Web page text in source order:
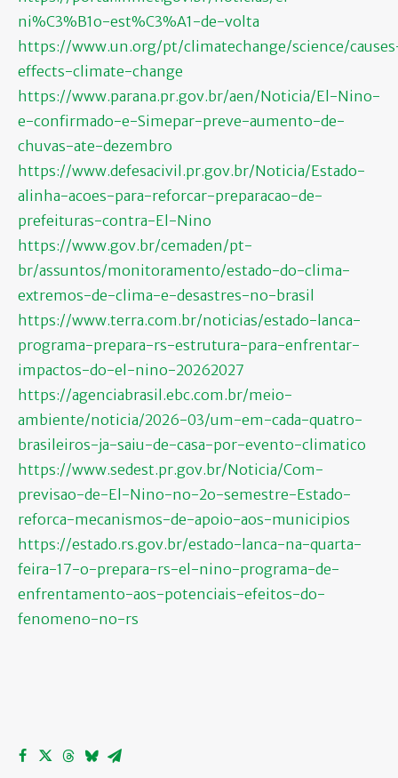
ni%C3%B1o-est%C3%A1-de-volta
https://www.un.org/pt/climatechange/science/
effects-climate-change
https://www.parana.pr.gov.br/aen/Noticia/El-Nino-
e-confirmado-e-Simepar-preve-aumento-de-
chuvas-ate-dezembro
https://www.defesacivil.pr.gov.br/Noticia/Estado-
alinha-acoes-para-reforcar-preparacao-de-
prefeituras-contra-El-Nino
https://www.gov.br/cemaden/pt-
br/assuntos/monitoramento/estado-do-clima-
extremos-de-clima-e-desastres-no-brasil
https://www.terra.com.br/noticias/estado-lanca-
programa-prepara-rs-estrutura-para-enfrentar-
impactos-do-el-nino-20262027
https://agenciabrasil.ebc.com.br/meio-
ambiente/noticia/2026-03/um-em-cada-quatro-
brasileiros-ja-saiu-de-casa-por-evento-climatico
https://www.sedest.pr.gov.br/Noticia/Com-
previsao-de-El-Nino-no-2o-semestre-Estado-
reforca-mecanismos-de-apoio-aos-municipios
https://estado.rs.gov.br/estado-lanca-na-quarta-
feira-17-o-prepara-rs-el-nino-programa-de-
enfrentamento-aos-potenciais-efeitos-do-
fenomeno-no-rs